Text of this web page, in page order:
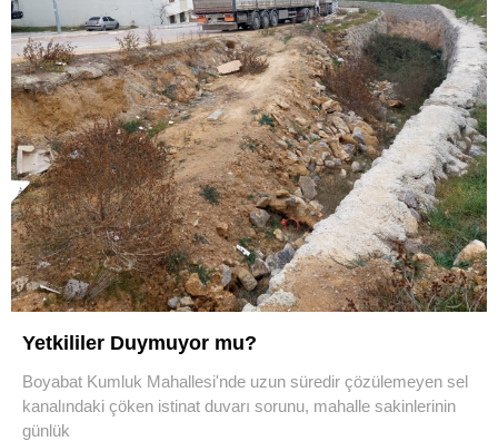
Yetkililer Duymuyor mu?
Boyabat Kumluk Mahallesi'nde uzun süredir çözülemeyen sel
kanalındaki çöken istinat duvarı sorunu, mahalle sakinlerinin
günlük